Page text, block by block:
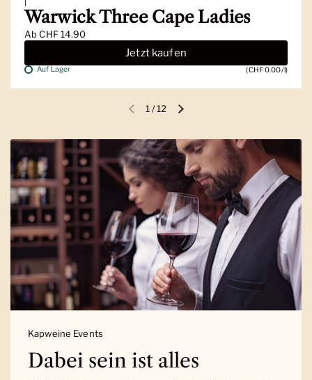
Warwick Three Cape Ladies
AbCHF 14.90
Jetzt kaufen
Auf Lager (CHF 0.00/l)
Vorherige FolieNächste Folie
1/12
Kapweine Events
Dabei sein ist alles